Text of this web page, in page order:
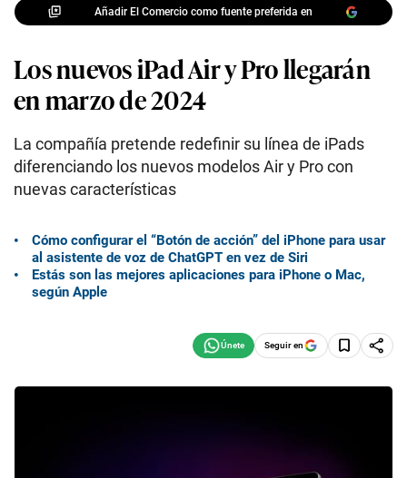
Añadir El Comercio como fuente preferida en
Los nuevos iPad Air y Pro llegarán
en marzo de 2024
La compañía pretende redefinir su línea de iPads
diferenciando los nuevos modelos Air y Pro con
nuevas características
Cómo configurar el “Botón de acción” del iPhone para usar
al asistente de voz de ChatGPT en vez de Siri
Estás son las mejores aplicaciones para iPhone o Mac,
según Apple
Seguir en